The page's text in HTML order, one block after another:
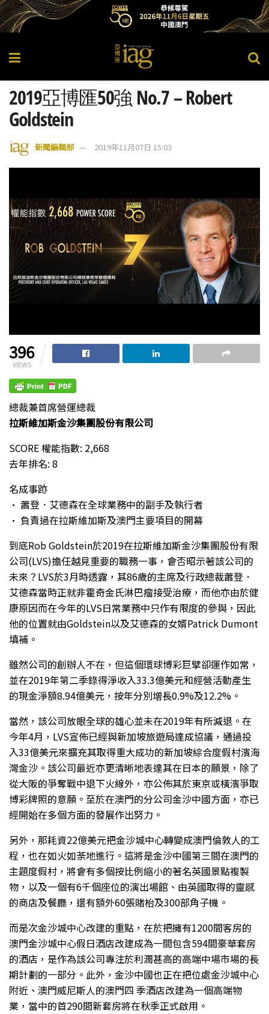
2019亞博匯50強 No.7 – Robert
Goldstein
新聞編輯部 2019年11月07日 15:03
396
VIEWS
總裁兼首席營運總裁
拉斯維加斯金沙集團股份有限公司
SCORE 權能指數: 2,668
去年排名: 8
名成事跡
• 蕭登．艾德森在全球業務中的副手及執行者
• 負責過在拉斯維加斯及澳門主要項目的開幕
到底Rob Goldstein於2019在拉斯維加斯金沙集團股份有限
公司(LVS)擔任越見重要的職務一事，會否昭示著該公司的
未來？LVS於3月時透露，其86歲的主席及行政總裁蕭登．
艾德森當時正就非霍奇金氏淋巴瘤接受治療，而他亦由於健
康原因而在今年的LVS日常業務中只作有限度的參與，因此
他的位置就由Goldstein以及艾德森的女婿Patrick Dumont
填補。
雖然公司的創辦人不在，但這個環球博彩巨擘卻運作如常，
並在2019年第二季錄得淨收入33.3億美元和經營活動產生
的現金淨額8.94億美元，按年分別增長0.9%及12.2%。
當然，該公司放眼全球的雄心並未在2019年有所減退。在
今年4月，LVS宣佈已經與新加坡旅遊局達成協議，通過投
入33億美元來擴充其取得重大成功的新加坡綜合度假村濱海
灣金沙。該公司最近亦更清晰地表達其在日本的願景，除了
從大阪的爭奪戰中退下火線外，亦公佈其於東京或橫濱爭取
博彩牌照的意願。至於在澳門的分公司金沙中國方面，亦已
經開始在多個方面的發展作出努力。
另外，那耗資22億美元把金沙城中心轉變成澳門倫敦人的工
程，也在如火如荼地進行。這將是金沙中國第三間在澳門的
主題度假村，將會有多個按比例縮小的著名英國景點複製
物，以及一個有6千個座位的演出場館、由英國取得的靈感
的商店及餐廳，還有額外60張賭枱及300部角子機。
而是次金沙城中心改建的重點，在於把擁有1200間客房的
澳門金沙城中心假日酒店改建成為一間包含594間豪華套房
的酒店，是作為該公司專注於利潤甚高的高端中場市場的長
期計劃的一部分。此外，金沙中國也正在把位處金沙城中心
附近、澳門威尼斯人的澳門四 季酒店改建為一個高端物
業，當中的首290間新套房將在秋季正式啟用。